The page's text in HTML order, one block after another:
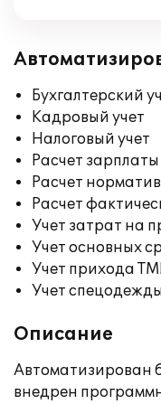
Бухгалтерский
Кадровый учет
Налоговый учет
Расчет зарплаты
Расчет
Расчет
Учет затрат на
Учет основных
Учет прихода
Учет
Описание
Автоматизирован
внедрен